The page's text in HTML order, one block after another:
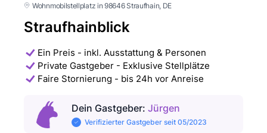
Wohnmobilstellplatz in 98646 Straufhain, DE
Straufhainblick
Ein Preis - inkl. Ausstattung & Personen
Private Gastgeber - Exklusive Stellplätze
Faire Stornierung - bis 24h vor Anreise
Dein Gastgeber: Jürgen
Verifizierter Gastgeber seit 05/2023